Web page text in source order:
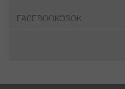
FACEBOOKOSOK